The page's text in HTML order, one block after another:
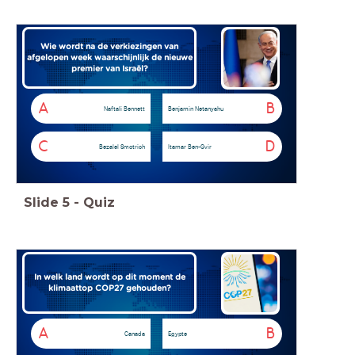
Wie wordt na de verkiezingen van
afgelopen week waarschijnlijk de nieuwe
premier van Israël?
A Naftali Bennett B
Benjamin Netanyahu
C Bezalel Smotrich D
Itamar Ben-Gvir
Slide 5 - Quiz
In welk land wordt op dit moment de
klimaattop COP27 gehouden?
A Canada B
Egypte